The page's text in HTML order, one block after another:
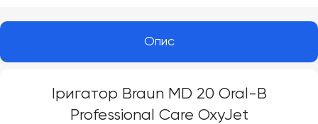
Опис
Іригатор Braun MD 20 Oral-B
Professional Care OxyJet